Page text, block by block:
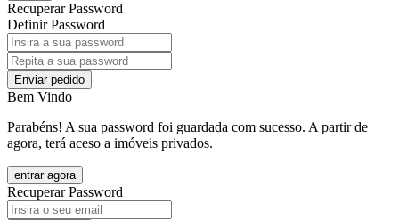
Recuperar Password
Definir Password
Enviar pedido
Bem Vindo
Parabéns! A sua password foi guardada com sucesso. A partir de
agora, terá aceso a imóveis privados.
entrar agora
Recuperar Password